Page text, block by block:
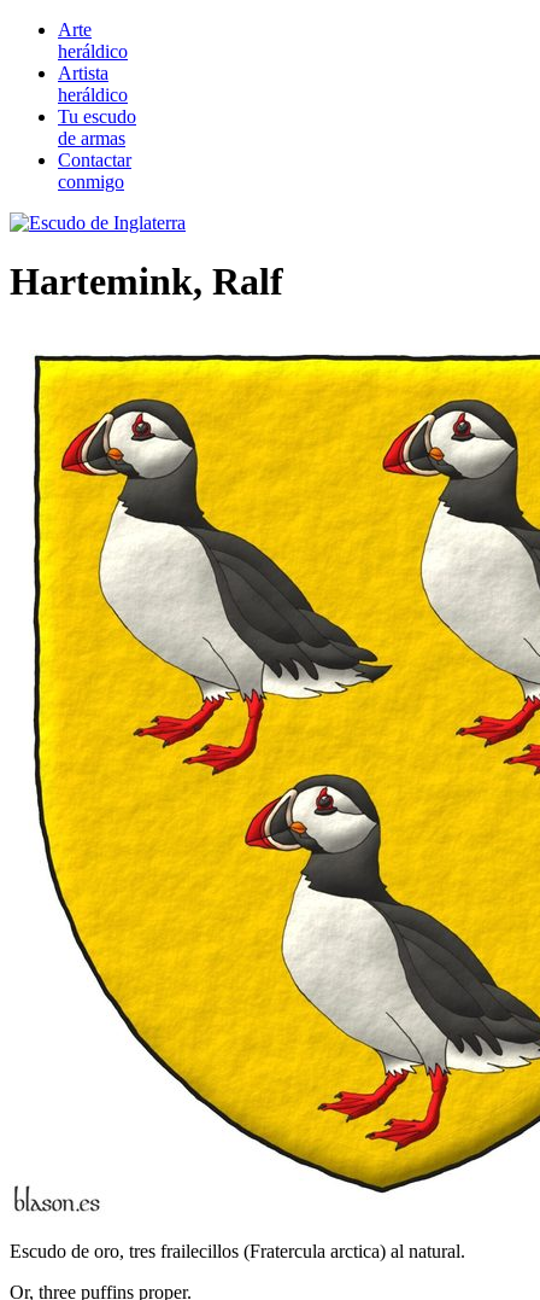
Arte
heráldico
Artista
heráldico
Tu escudo
de armas
Contactar
conmigo
Hartemink, Ralf
Escudo de oro, tres frailecillos (Fratercula arctica) al natural.
Or, three puffins proper.